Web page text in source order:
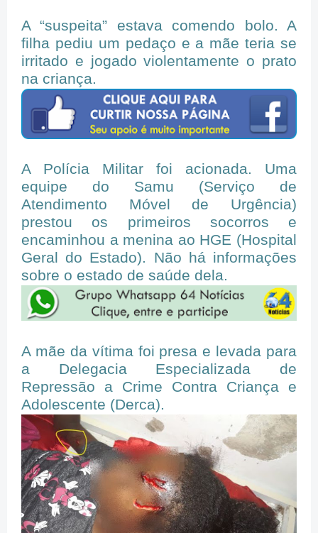
A “suspeita” estava comendo bolo. A
filha pediu um pedaço e a mãe teria se
irritado e jogado violentamente o prato
na criança.
A Polícia Militar foi acionada. Uma
equipe do Samu (Serviço de
Atendimento Móvel de Urgência)
prestou os primeiros socorros e
encaminhou a menina ao HGE (Hospital
Geral do Estado). Não há informações
sobre o estado de saúde dela.
A mãe da vítima foi presa e levada para
a Delegacia Especializada de
Repressão a Crime Contra Criança e
Adolescente (Derca).